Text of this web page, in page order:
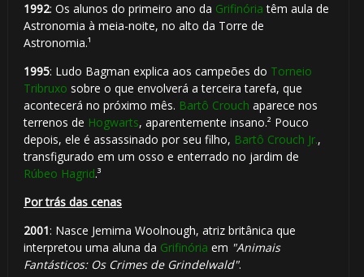
1992: Os alunos do primeiro ano da Grifinóriatêm aula de
Astronomia à meia-noite, no alto da Torre de
Astronomia.¹
1995: Ludo Bagman explica aos campeões do Torneio
Tribruxo sobre o que envolverá a terceira tarefa, que
acontecerá no próximo mês. Bartô Crouch aparece nos
terrenos de Hogwarts, aparentemente insano.² Pouco
depois, ele é assassinado por seu filho, Bartô Crouch Jr.,
transfigurado em um osso e enterrado no jardim de
Rúbeo Hagrid.³
Por trás das cenas
2001: Nasce Jemima Woolnough, atriz britânica que
interpretou uma aluna da Grifinória em "Animais
Fantásticos: Os Crimes de Grindelwald".
🎂